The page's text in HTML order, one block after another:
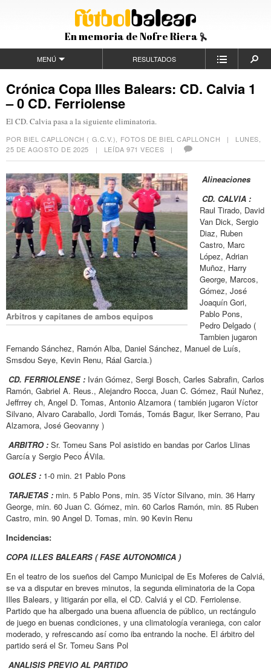
En memoria de Nofre Riera
MENÚ RESULTADOS
Crónica Copa Illes Balears: CD. Calvia 1
– 0 CD. Ferriolense
El CD. Calvia pasa a la siguiente eliminatoria.
POR BIEL CAPLLONCH ( G.C.V.), FOTOS DE BIEL CAPLLONCH | LUNES,
25 DE AGOSTO DE 2025 | LEÍDA 971 VECES |
Arbitros y capitanes de ambos equipos
Alineaciones
CD. CALVIA :
Raul Tirado, David
Van Dick, Sergio
Diaz, Ruben
Castro, Marc
López, Adrian
Muñoz, Harry
George, Marcos,
Gómez, José
Joaquín Gori,
Pablo Pons,
Pedro Delgado (
Tambien jugaron
Fernando Sánchez, Ramón Alba, Daniel Sánchez, Manuel de Luís,
Smsdou Seye, Kevin Renu, Ráal Garcia.)
CD. FERRIOLENSE : Iván Gómez, Sergi Bosch, Carles Sabrafin, Carlos
Ramón, Gabriel A. Reus., Alejandro Rocca, Juan C. Gómez, Raúl Nuñez,
Jeffrrey ch, Angel D. Tomas, Antonio Alzamora ( también jugaron Víctor
Silvano, Alvaro Caraballo, Jordi Tomás, Tomás Bagur, Iker Serrano, Pau
Alzamora, José Geovanny )
ARBITRO : Sr. Tomeu Sans Pol asistido en bandas por Carlos Llinas
García y Sergio Peco ÁVila.
GOLES : 1-0 min. 21 Pablo Pons
TARJETAS : min. 5 Pablo Pons, min. 35 Víctor Silvano, min. 36 Harry
George, min. 60 Juan C. Gómez, min. 60 Carlos Ramón, min. 85 Ruben
Castro, min. 90 Angel D. Tomas, min. 90 Kevin Renu
Incidencias:
COPA ILLES BALEARS ( FASE AUTONOMICA )
En el teatro de los sueños del Campo Municipal de Es Moferes de Calviá,
se va a disputar en breves minutos, la segunda eliminatoria de la Copa
Illes Balears, y litigarán por ella, el CD. Calviá y el CD. Ferriolense.
Partido que ha albergado una buena afluencia de público, un rectángulo
de juego en buenas condiciones, y una climatología veraniega, con calor
moderado, y refrescando así como iba entrando la noche. El árbitro del
partido será el Sr. Tomeu Sans Pol
ANALISIS PREVIO AL PARTIDO